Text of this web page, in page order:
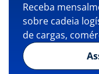
Receba
sobre cadeia
de cargas,